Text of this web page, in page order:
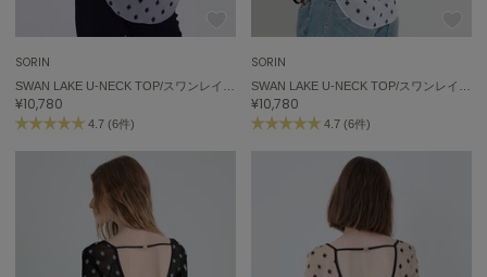
SORIN
¥10,780
4.7 (6件)
SORIN
¥10,780
4.7 (6件)